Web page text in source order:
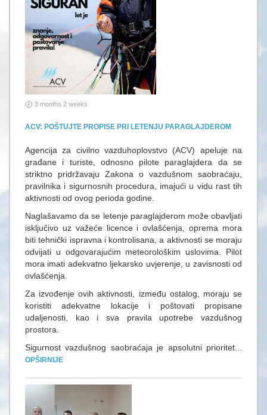
3 months 2 weeks
ACV: POŠTUJTE PROPISE PRI LETENJU PARAGLAJDEROM
Agencija za civilno vazduhoplovstvo (ACV) apeluje na
građane i turiste, odnosno pilote paraglajdera da se
striktno pridržavaju Zakona o vazdušnom saobraćaju,
pravilnika i sigurnosnih procedura, imajući u vidu rast tih
aktivnosti od ovog perioda godine.
Naglašavamo da se letenje paraglajderom može obavljati
isključivo uz važeće licence i ovlašćenja, oprema mora
biti tehnički ispravna i kontrolisana, a aktivnosti se moraju
odvijati u odgovarajućim meteorološkim uslovima. Pilot
mora imati adekvatno ljekarsko uvjerenje, u zavisnosti od
ovlašćenja.
Za izvođenje ovih aktivnosti, između ostalog, moraju se
koristiti adekvatne lokacije i poštovati propisane
udaljenosti, kao i sva pravila upotrebe vazdušnog
prostora.
Sigurnost vazdušnog saobraćaja je apsolutni prioritet...
OPŠIRNIJE